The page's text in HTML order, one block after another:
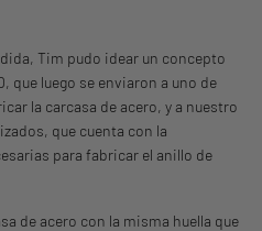
Tim pudo idear un concepto
que luego se enviaron a uno de
la carcasa de acero, y a nuestro
que cuenta con la
para fabricar el anillo de
de acero con la misma huella que